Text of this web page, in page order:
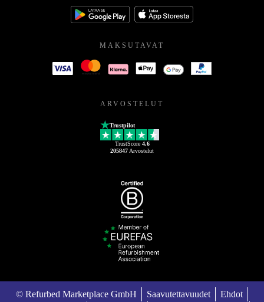
MAKSUTAVAT
ARVOSTELUT
Trustpilot
TrustScore 4.6
205847 Arvostelut
© Refurbed Marketplace GmbH Saavutettavuudet Ehdot